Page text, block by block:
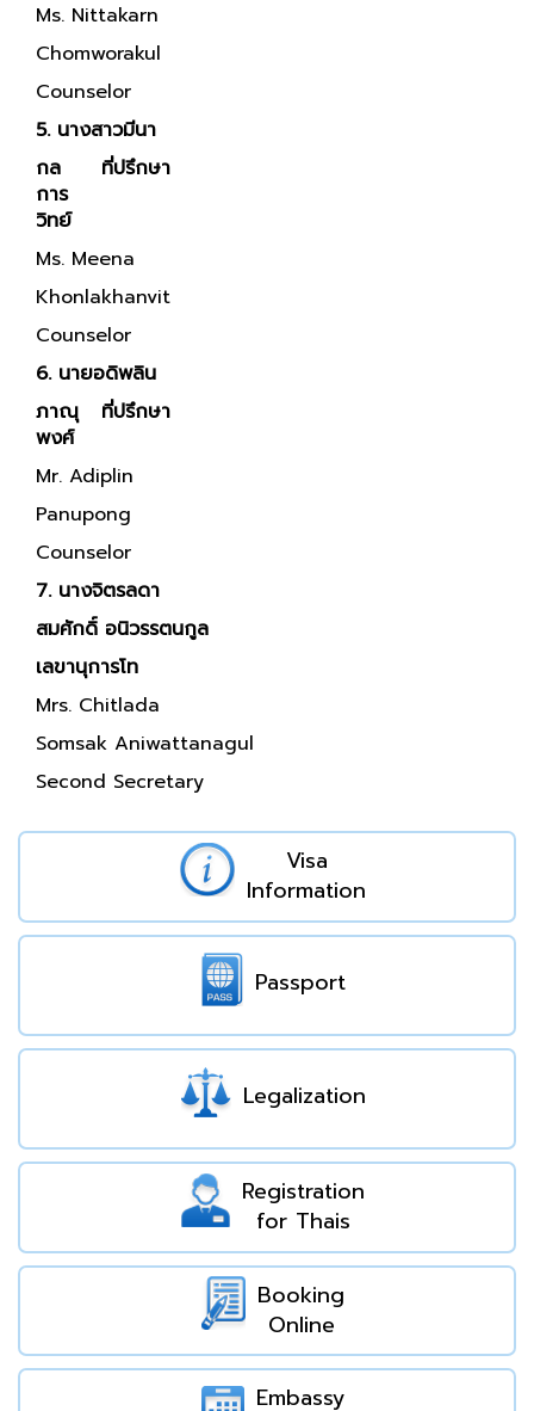
Ms. Nittakarn
Chomworakul
Counselor
5. นางสาวมีนา
กล
การ
วิทย์
ที่ปรึกษา
Ms. Meena
Khonlakhanvit
Counselor
6. นายอดิพลิน
ภาณุ
พงศ์
ที่ปรึกษา
Mr. Adiplin
Panupong
Counselor
7. นางจิตรลดา
สมศักดิ์ อนิวรรตนกูล
เลขานุการโท
Mrs. Chitlada
Somsak Aniwattanagul
Second Secretary
Visa
Information
Passport
Legalization
Registration
for Thais
Booking
Online
Embassy